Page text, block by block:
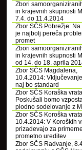
Zbori
in krajevnih skupnosti
7.4. do 11.4.2014
Zbor SČS Pobrežje: Na
je najbolj pereča
promet
Zbori
in krajevnih skupnosti
od 14. do 18. aprila
Zbor SČS Magdalena,
10.4.2014:
naj bo standard
Zbor SČS Koraška
Poskušali bomo
plodno sodelovanje z
Zbor SČS Koroška
10.4.2014: V Koroških
prizadevajo za
prometno ureditev
Zbor SČS Radvanje,